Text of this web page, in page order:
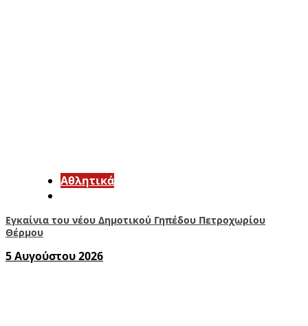
Αθλητικά
Εγκαίνια του νέου Δημοτικού Γηπέδου Πετροχωρίου
Θέρμου
5 Αυγούστου 2026